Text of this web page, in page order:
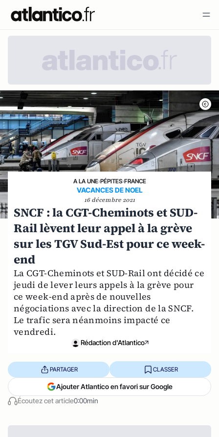
A LA UNE›PÉPITES›FRANCE
VACANCES DE NOEL
16 décembre 2021
SNCF : la CGT-Cheminots et SUD-
Rail lèvent leur appel à la grève
sur les TGV Sud-Est pour ce week-
end
La CGT-Cheminots et SUD-Rail ont décidé ce
jeudi de lever leurs appels à la grève pour
ce week-end après de nouvelles
négociations avec la direction de la SNCF.
Le trafic sera néanmoins impacté ce
vendredi.
Rédaction d'Atlantico
Écoutez cet article0:00min
PARTAGER CLASSER
Ajouter Atlantico en favori sur Google